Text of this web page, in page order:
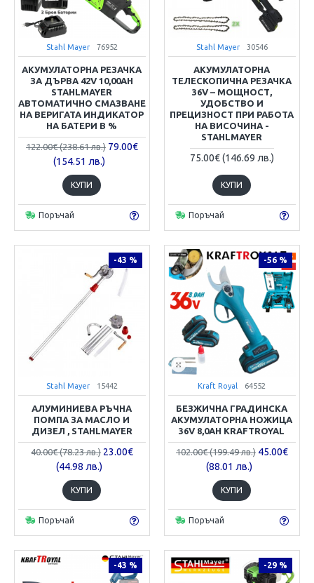
Stahl Mayer 76952
АКУМУЛАТОРНА РЕЗАЧКА
ЗА ДЪРВА 42V 10,00AH
STAHLMAYER
АВТОМАТИЧНО СМАЗВАНЕ
НА ВЕРИГАТА ИНДИКАТОР
НА БАТЕРИ В %
122.00€ (238.61 лв.) 79.00€
(154.51 лв.)
КУПИ
Поръчай
Stahl Mayer 30546
АКУМУЛАТОРНА
ТЕЛЕСКОПИЧНА РЕЗАЧКА
36V – МОЩНОСТ,
УДОБСТВО И
ПРЕЦИЗНОСТ ПРИ РАБОТА
НА ВИСОЧИНА -
STAHLMAYER
75.00€ (146.69 лв.)
КУПИ
Поръчай
-43 %
Stahl Mayer 15442
АЛУМИНИЕВА РЪЧНА
ПОМПА ЗА МАСЛО И
ДИЗЕЛ , STAHLMAYER
40.00€ (78.23 лв.) 23.00€
(44.98 лв.)
КУПИ
Поръчай
-56 %
Kraft Royal 64552
БЕЗЖИЧНА ГРАДИНСКА
АКУМУЛАТОРНА НОЖИЦА
36V 8,0AH KRAFTROYAL
102.00€ (199.49 лв.) 45.00€
(88.01 лв.)
КУПИ
Поръчай
-43 % -29 %